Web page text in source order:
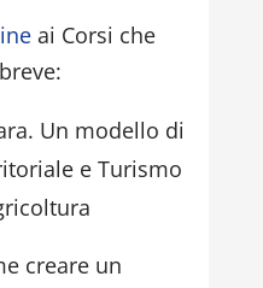
ai Corsi che
Un modello di
e Turismo
creare un